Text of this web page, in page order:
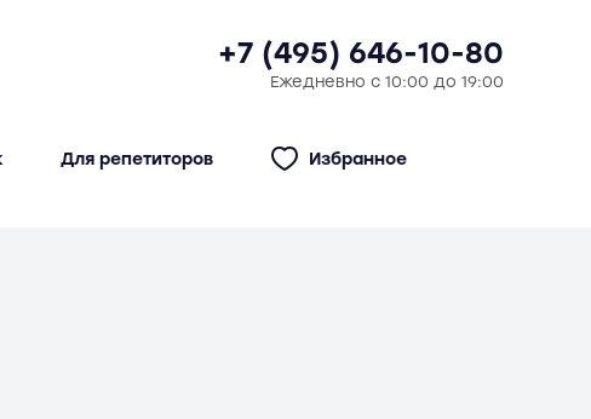
+7 (495) 646-10-80
Ежедневно с 10:00 до 19:00
Для репетиторов Избранное